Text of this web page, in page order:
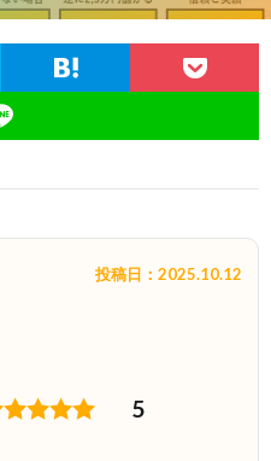
投稿日：2025.10.12
5